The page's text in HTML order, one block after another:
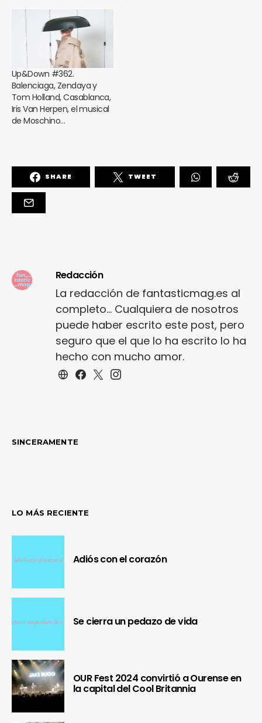
Up&Down #362.
Balenciaga, Zendaya y
Tom Holland, Casablanca,
Iris Van Herpen, el musical
de Moschino…
SHARE TWEET
Redacción
La redacción de fantasticmag.es al
completo... Cualquiera de nosotros
puede haber escrito este post, pero
seguro que el que lo ha escrito lo ha
hecho con mucho amor.
SINCERAMENTE
LO MÁS RECIENTE
Adiós con el corazón
Se cierra un pedazo de vida
OUR Fest 2024 convirtió a Ourense en
la capital del Cool Britannia